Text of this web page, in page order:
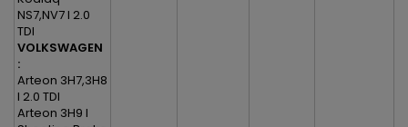
NS7,NV7 I 2.0
TDI
VOLKSWAGEN
:
Arteon 3H7,3H8
I 2.0 TDI
Arteon 3H9 I